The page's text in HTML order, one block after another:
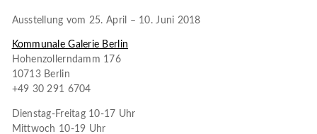
Ausstellung vom 25. April – 10. Juni 2018
Kommunale Galerie Berlin
Hohenzollerndamm 176
10713 Berlin
+49 30 291 6704
Dienstag-Freitag 10-17 Uhr
Mittwoch 10-19 Uhr